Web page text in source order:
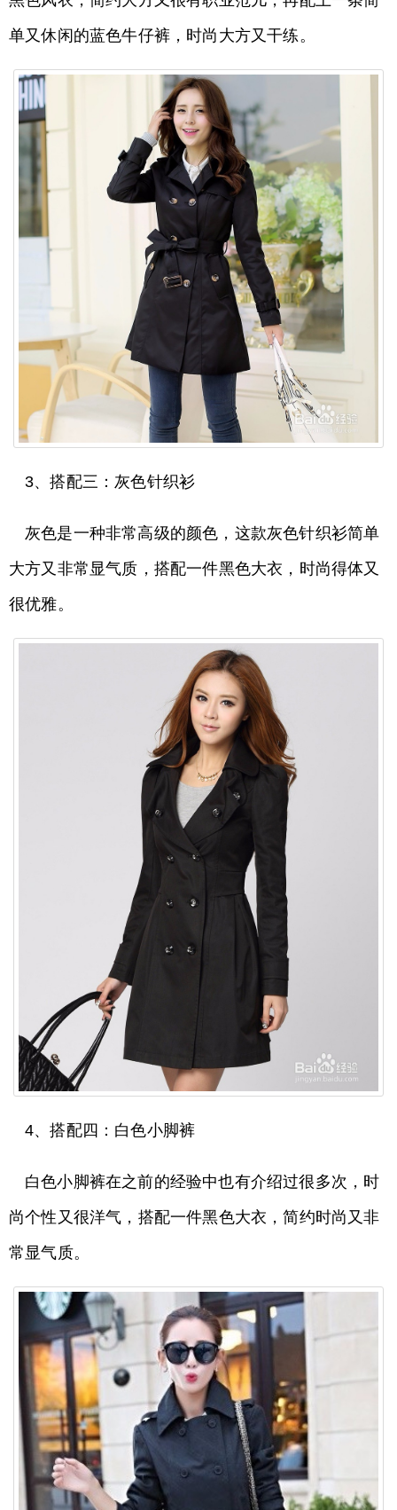
单又休闲的蓝色牛仔裤，时尚大方又干练。
3、搭配三：灰色针织衫
灰色是一种非常高级的颜色，这款灰色针织衫简单
大方又非常显气质，搭配一件黑色大衣，时尚得体又
很优雅。
4、搭配四：白色小脚裤
白色小脚裤在之前的经验中也有介绍过很多次，时
尚个性又很洋气，搭配一件黑色大衣，简约时尚又非
常显气质。